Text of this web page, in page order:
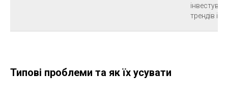
трендів і
Типові проблеми та як їх усувати